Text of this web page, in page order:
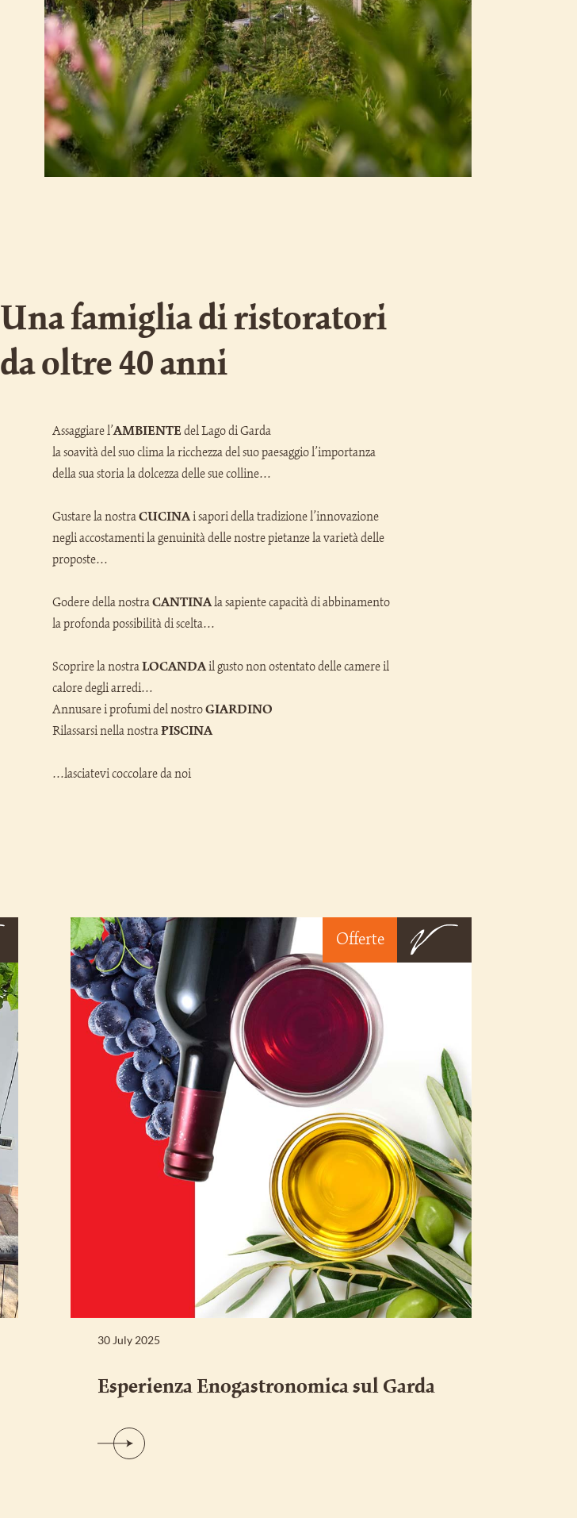
Una famiglia di ristoratori
da oltre 40 anni
Assaggiare l’AMBIENTEdel Lago di Garda
la soavità del suo clima la ricchezza del suo paesaggio l’importanza
della sua storia la dolcezza delle sue colline…
Gustare la nostraCUCINAi sapori della tradizione l’innovazione
negli accostamenti la genuinità delle nostre pietanze la varietà delle
proposte…
Godere della nostraCANTINAla sapiente capacità di abbinamento
la profonda possibilità di scelta…
Scoprire la nostraLOCANDAil gusto non ostentato delle camere il
calore degli arredi…
Annusare i profumi del nostroGIARDINO
Rilassarsi nella nostraPISCINA
…lasciatevi coccolare da noi
Offerte
30 July 2025
Esperienza Enogastronomica sul Garda